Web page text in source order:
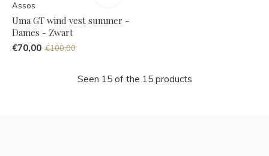
Assos
Uma GT wind vest summer -
Dames - Zwart
€70,00 €100,00
Seen 15 of the 15 products